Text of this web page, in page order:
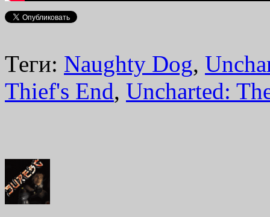
Теги: Naughty Dog,
Thief's End, Uncharted: